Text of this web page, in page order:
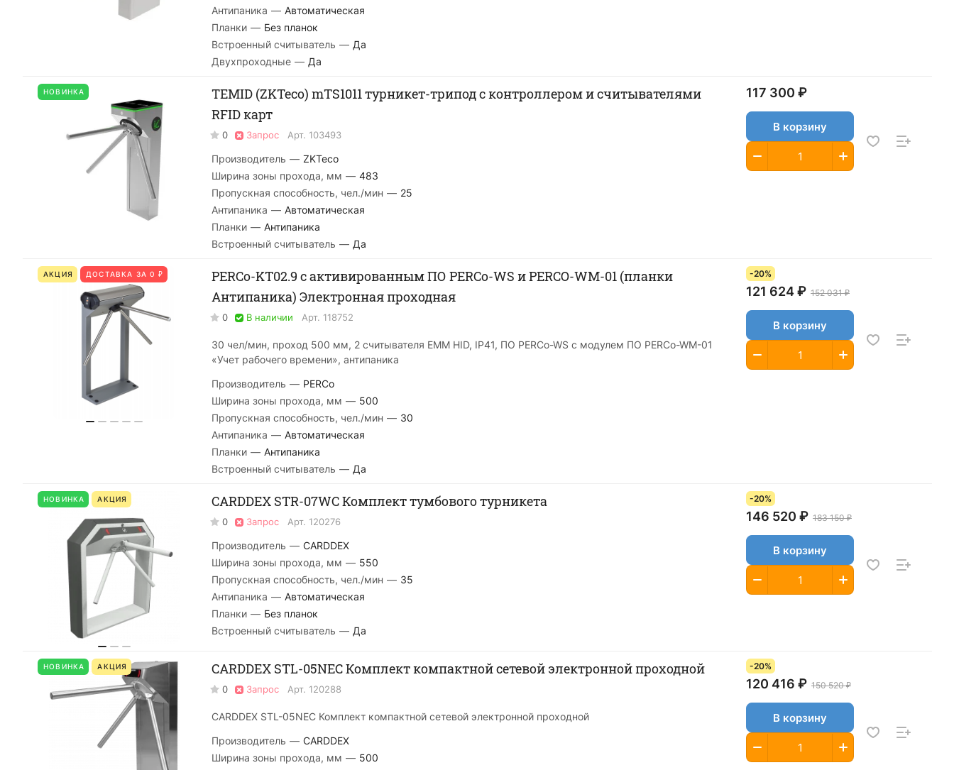
Антипаника — Автоматическая
Планки — Без планок
Встроенный считыватель — Да
Двухпроходные — Да
НОВИНКА
TEMID (ZKTeco) mTS1011 турникет-трипод с контроллером и считывателями
RFID карт
0 Запрос Арт. 103493
Производитель — ZKTeco
Ширина зоны прохода, мм — 483
Пропускная способность, чел./мин — 25
Антипаника — Автоматическая
Планки — Антипаника
Встроенный считыватель — Да
117 300 ₽
В корзину
АКЦИЯ ДОСТАВКА ЗА 0 ₽
PERCo-KT02.9 с активированным ПО PERCo-WS и PERCO-WM-01 (планки
Антипаника) Электронная проходная
0 В наличии Арт. 118752
30 чел/мин, проход 500 мм, 2 считывателя EMM HID, IP41, ПО PERCo-WS с модулем ПО PERCo-WM-01
«Учет рабочего времени», антипаника
Производитель — PERCo
Ширина зоны прохода, мм — 500
Пропускная способность, чел./мин — 30
Антипаника — Автоматическая
Планки — Антипаника
Встроенный считыватель — Да
-20%
121 624 ₽ 152 031 ₽
В корзину
НОВИНКА АКЦИЯ CARDDEX STR-07WC Комплект тумбового турникета
0 Запрос Арт. 120276
Производитель — CARDDEX
Ширина зоны прохода, мм — 550
Пропускная способность, чел./мин — 35
Антипаника — Автоматическая
Планки — Без планок
Встроенный считыватель — Да
-20%
146 520 ₽ 183 150 ₽
В корзину
НОВИНКА АКЦИЯ CARDDEX STL-05NEC Комплект компактной сетевой электронной проходной
0 Запрос Арт. 120288
CARDDEX STL-05NEC Комплект компактной сетевой электронной проходной
Производитель — CARDDEX
Ширина зоны прохода, мм — 500
-20%
120 416 ₽ 150 520 ₽
В корзину